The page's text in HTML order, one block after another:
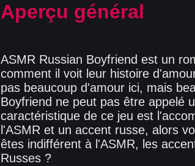
Aperçu général
ASMR Russian Boyfriend est un
comment il voit leur histoire
pas beaucoup d'amour ici, mais
Boyfriend ne peut pas être appelé
caractéristique de ce jeu est
l'ASMR et un accent russe, alors
êtes indifférent à l'ASMR, les
Russes ?